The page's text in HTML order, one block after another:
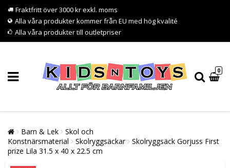
Fraktfritt över 3000 kr exkl. moms
Alla våra produkter kommer från EU med hög kvalité
Alla våra produkter till outletpriser
0
Barn & Lek
Skol och
Konstnärsmaterial
Skolryggsäckar
Skolryggsäck Gorjuss First
prize Lila 31.5 x 40 x 22.5 cm